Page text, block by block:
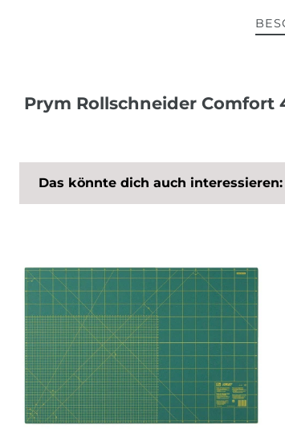
Prym Rollschneider Comfort
Das könnte dich auch interessieren: